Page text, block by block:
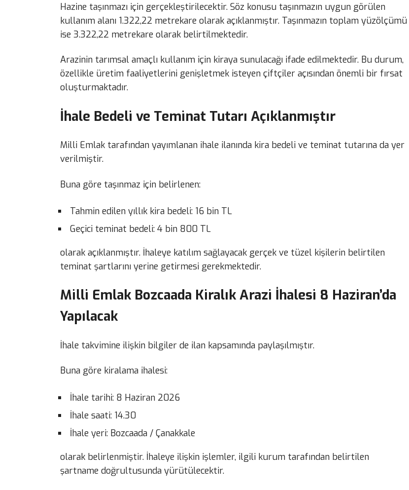
Hazine taşınmazı için gerçekleştirilecektir. Söz konusu taşınmazın uygun görülen
kullanım alanı 1.322,22 metrekare olarak açıklanmıştır. Taşınmazın toplam yüzölçümü
ise 3.322,22 metrekare olarak belirtilmektedir.
Arazinin tarımsal amaçlı kullanım için kiraya sunulacağı ifade edilmektedir. Bu durum,
özellikle üretim faaliyetlerini genişletmek isteyen çiftçiler açısından önemli bir fırsat
oluşturmaktadır.
İhale Bedeli ve Teminat Tutarı Açıklanmıştır
Milli Emlak tarafından yayımlanan ihale ilanında kira bedeli ve teminat tutarına da yer
verilmiştir.
Buna göre taşınmaz için belirlenen:
Tahmin edilen yıllık kira bedeli: 16 bin TL
Geçici teminat bedeli: 4 bin 800 TL
olarak açıklanmıştır. İhaleye katılım sağlayacak gerçek ve tüzel kişilerin belirtilen
teminat şartlarını yerine getirmesi gerekmektedir.
Milli Emlak Bozcaada Kiralık Arazi İhalesi 8 Haziran’da
Yapılacak
İhale takvimine ilişkin bilgiler de ilan kapsamında paylaşılmıştır.
Buna göre kiralama ihalesi:
İhale tarihi: 8 Haziran 2026
İhale saati: 14.30
İhale yeri: Bozcaada / Çanakkale
olarak belirlenmiştir. İhaleye ilişkin işlemler, ilgili kurum tarafından belirtilen
şartname doğrultusunda yürütülecektir.